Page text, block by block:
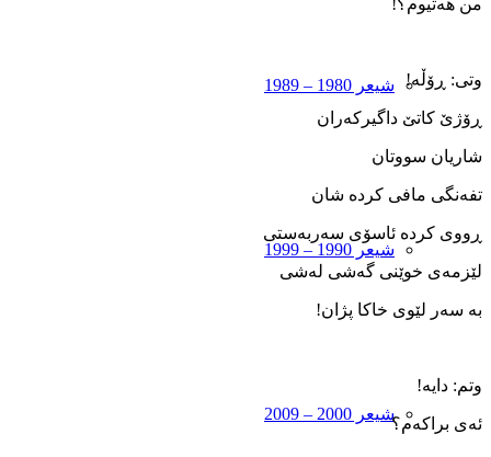
شیعر 1980 – 1989
شیعر 1990 – 1999
شیعر 2000 – 2009
من هەتیوم؟!
وتی: ڕۆڵە!
ڕۆژێ کاتێ داگیرکەران
شاریان سووتان
تفەنگی مافی کردە شان
ڕووی کردە ئاسۆی سەربەستی
لێزمەی خوێنی گەشی لەشی
بە سەر لێوی خاکا پژان!
وتم: دایە!
ئەی براکەم؟